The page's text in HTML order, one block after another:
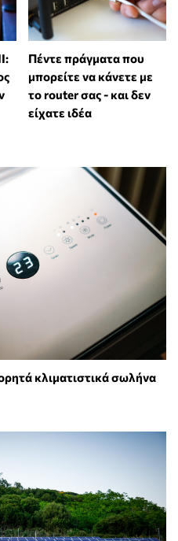
Πέντε πράγματα που
μπορείτε να κάνετε με
το router σας - και δεν
είχατε ιδέα
κλιματιστικά σωλήνα